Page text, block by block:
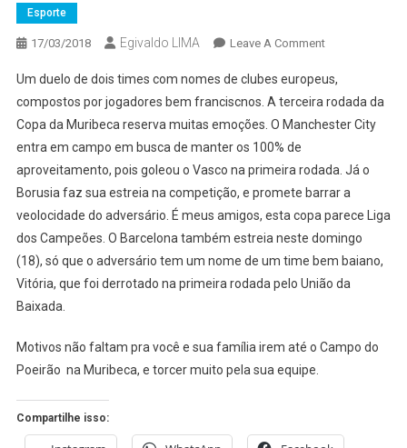
Esporte
17/03/2018 Egivaldo LIMA Leave A CommentOn
CITY
E
BORUSSIA
ENFRENTAM
AMANHÃ
NA
TERRA
Um duelo de dois times com nomes de clubes europeus,
compostos por jogadores bem franciscnos. A terceira rodada da
Copa da Muribeca reserva muitas emoções. O Manchester City
entra em campo em busca de manter os 100% de
aproveitamento, pois goleou o Vasco na primeira rodada. Já o
Borusia faz sua estreia na competição, e promete barrar a
veolocidade do adversário. É meus amigos, esta copa parece Liga
dos Campeões. O Barcelona também estreia neste domingo
(18), só que o adversário tem um nome de um time bem baiano,
Vitória, que foi derrotado na primeira rodada pelo União da
Baixada.
Motivos não faltam pra você e sua família irem até o Campo do
Poeirão na Muribeca, e torcer muito pela sua equipe.
Compartilhe isso: